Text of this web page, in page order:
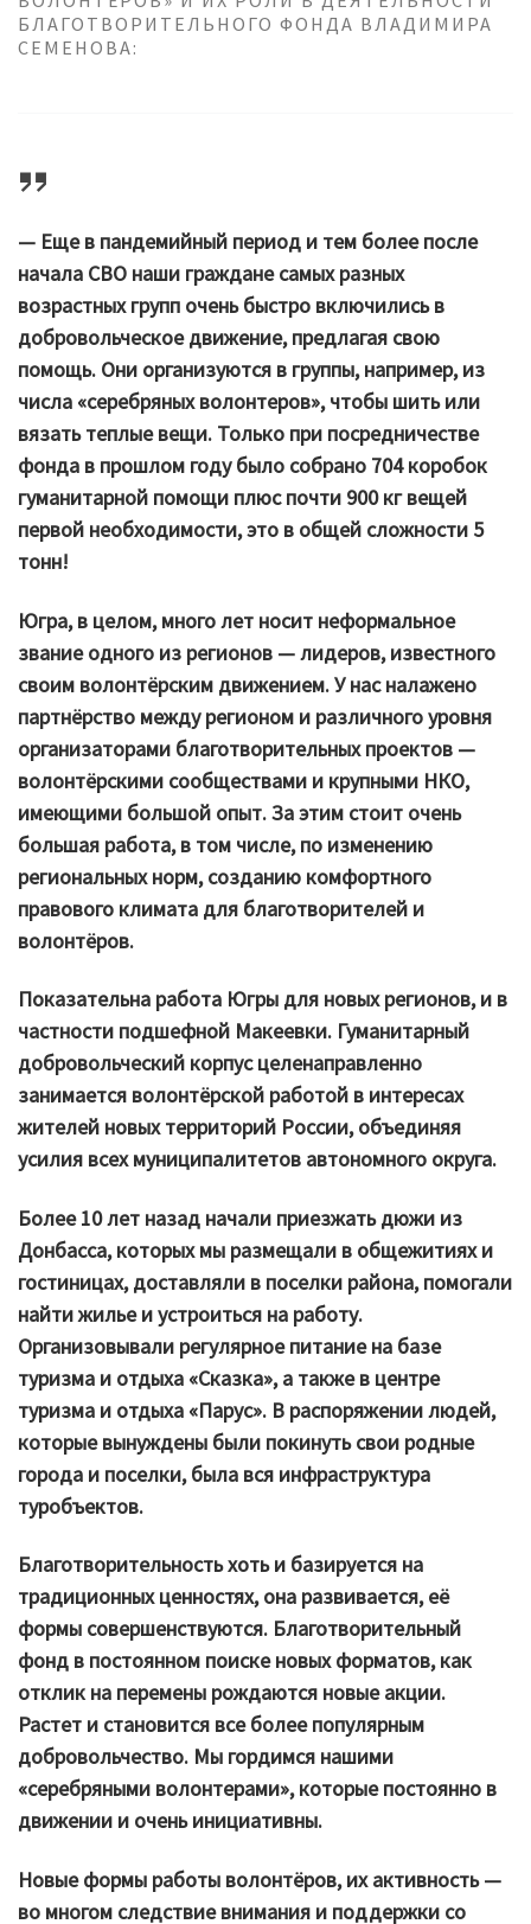
БЛАГОТВОРИТЕЛЬНОГО ФОНДА ВЛАДИМИРА
СЕМЕНОВА:
— Еще в пандемийный период и тем более после
начала СВО наши граждане самых разных
возрастных групп очень быстро включились в
добровольческое движение, предлагая свою
помощь. Они организуются в группы, например, из
числа «серебряных волонтеров», чтобы шить или
вязать теплые вещи. Только при посредничестве
фонда в прошлом году было собрано 704 коробок
гуманитарной помощи плюс почти 900 кг вещей
первой необходимости, это в общей сложности 5
тонн!
Югра, в целом, много лет носит неформальное
звание одного из регионов — лидеров, известного
своим волонтёрским движением. У нас налажено
партнёрство между регионом и различного уровня
организаторами благотворительных проектов —
волонтёрскими сообществами и крупными НКО,
имеющими большой опыт. За этим стоит очень
большая работа, в том числе, по изменению
региональных норм, созданию комфортного
правового климата для благотворителей и
волонтёров.
Показательна работа Югры для новых регионов, и в
частности подшефной Макеевки. Гуманитарный
добровольческий корпус целенаправленно
занимается волонтёрской работой в интересах
жителей новых территорий России, объединяя
усилия всех муниципалитетов автономного округа.
Более 10 лет назад начали приезжать дюжи из
Донбасса, которых мы размещали в общежитиях и
гостиницах, доставляли в поселки района, помогали
найти жилье и устроиться на работу.
Организовывали регулярное питание на базе
туризма и отдыха «Сказка», а также в центре
туризма и отдыха «Парус». В распоряжении людей,
которые вынуждены были покинуть свои родные
города и поселки, была вся инфраструктура
туробъектов.
Благотворительность хоть и базируется на
традиционных ценностях, она развивается, её
формы совершенствуются. Благотворительный
фонд в постоянном поиске новых форматов, как
отклик на перемены рождаются новые акции.
Растет и становится все более популярным
добровольчество. Мы гордимся нашими
«серебряными волонтерами», которые постоянно в
движении и очень инициативны.
Новые формы работы волонтёров, их активность —
во многом следствие внимания и поддержки со